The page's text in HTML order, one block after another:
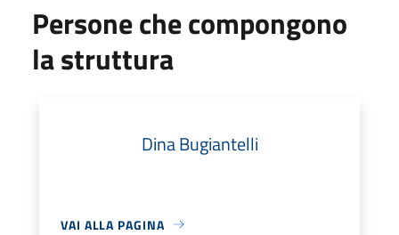
Persone che compongono
la struttura
Dina Bugiantelli
VAI ALLA PAGINA